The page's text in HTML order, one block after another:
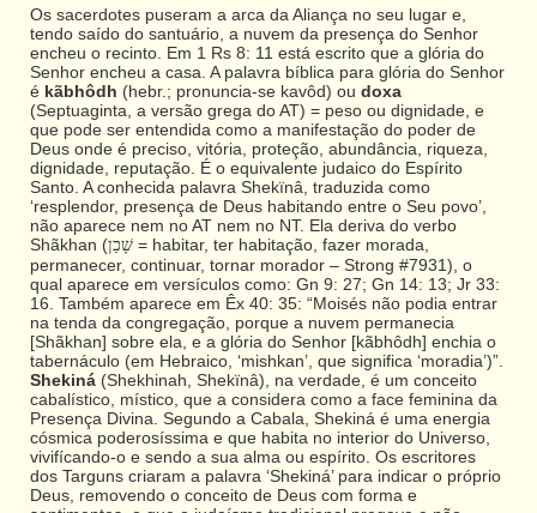
Os sacerdotes puseram a arca da Aliança no seu lugar e,
tendo saído do santuário, a nuvem da presença do Senhor
encheu o recinto. Em 1 Rs 8: 11 está escrito que a glória do
Senhor encheu a casa. A palavra bíblica para glória do Senhor
é kãbhôdh (hebr.; pronuncia-se kavôd) ou doxa
(Septuaginta, a versão grega do AT) = peso ou dignidade, e
que pode ser entendida como a manifestação do poder de
Deus onde é preciso, vitória, proteção, abundância, riqueza,
dignidade, reputação. É o equivalente judaico do Espírito
Santo. A conhecida palavra Shekïnâ, traduzida como
‘resplendor, presença de Deus habitando entre o Seu povo’,
não aparece nem no AT nem no NT. Ela deriva do verbo
Shãkhan (שָׁכַן = habitar, ter habitação, fazer morada,
permanecer, continuar, tornar morador – Strong #7931), o
qual aparece em versículos como: Gn 9: 27; Gn 14: 13; Jr 33:
16. Também aparece em Êx 40: 35: “Moisés não podia entrar
na tenda da congregação, porque a nuvem permanecia
[Shãkhan] sobre ela, e a glória do Senhor [kãbhôdh] enchia o
tabernáculo (em Hebraico, ‘mishkan’, que significa ‘moradia’)”.
Shekiná (Shekhinah, Shekïnâ), na verdade, é um conceito
cabalístico, místico, que a considera como a face feminina da
Presença Divina. Segundo a Cabala, Shekiná é uma energia
cósmica poderosíssima e que habita no interior do Universo,
vivifícando-o e sendo a sua alma ou espírito. Os escritores
dos Targuns criaram a palavra ‘Shekiná’ para indicar o próprio
Deus, removendo o conceito de Deus com forma e